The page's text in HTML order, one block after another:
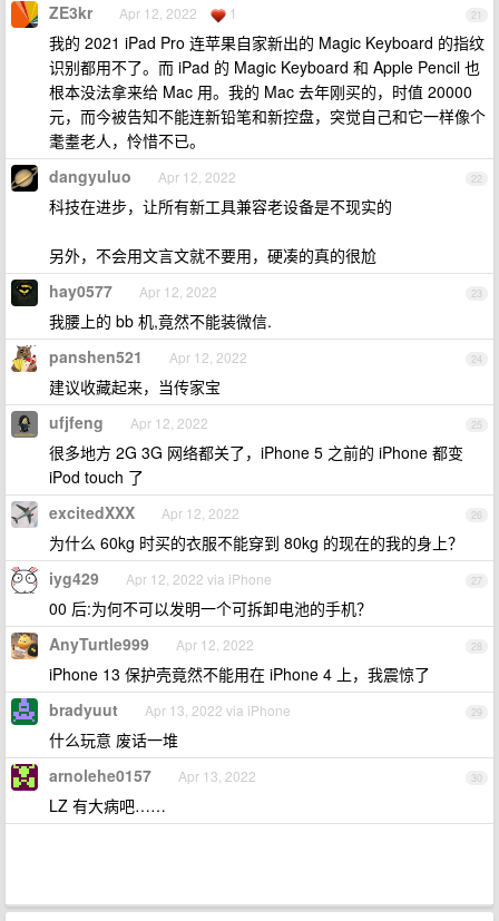
21
ZE3kr Apr 12, 2022 1
我的 2021 iPad Pro 连苹果自家新出的 Magic Keyboard 的指纹
识别都用不了。而 iPad 的 Magic Keyboard 和 Apple Pencil 也
根本没法拿来给 Mac 用。我的 Mac 去年刚买的，时值 20000
元，而今被告知不能连新铅笔和新控盘，突觉自己和它一样像个
耄耋老人，怜惜不已。
22
dangyuluo Apr 12, 2022
科技在进步，让所有新工具兼容老设备是不现实的
另外，不会用文言文就不要用，硬凑的真的很尬
23
hay0577 Apr 12, 2022
我腰上的 bb 机,竟然不能装微信.
24
panshen521 Apr 12, 2022
建议收藏起来，当传家宝
25
ufjfeng Apr 12, 2022
很多地方 2G 3G 网络都关了，iPhone 5 之前的 iPhone 都变
iPod touch 了
26
excitedXXX Apr 12, 2022
为什么 60kg 时买的衣服不能穿到 80kg 的现在的我的身上？
27
iyg429 Apr 12, 2022 via iPhone
00 后:为何不可以发明一个可拆卸电池的手机？
28
AnyTurtle999 Apr 12, 2022
iPhone 13 保护壳竟然不能用在 iPhone 4 上，我震惊了
29
bradyuut Apr 13, 2022 via iPhone
什么玩意 废话一堆
30
arnolehe0157 Apr 13, 2022
LZ 有大病吧……